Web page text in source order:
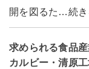
開を図るた…続き
求められる食品
カルビー・清原